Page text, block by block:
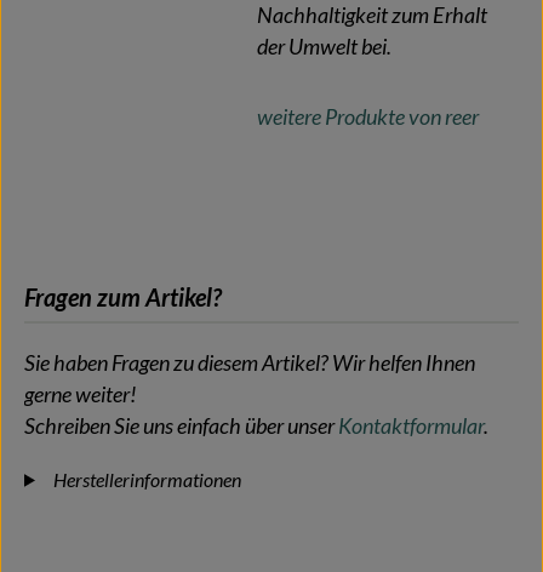
Nachhaltigkeit zum Erhalt
der Umwelt bei.
weitere Produkte von reer
Fragen zum Artikel?
Sie haben Fragen zu diesem Artikel? Wir helfen Ihnen
gerne weiter!
Schreiben Sie uns einfach über unserKontaktformular.
Herstellerinformationen